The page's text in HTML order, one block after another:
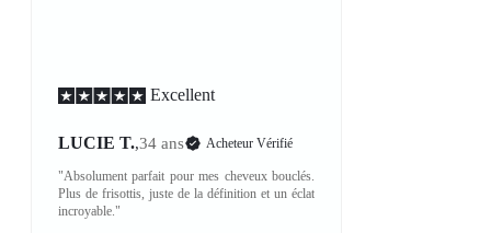
Excellent
LUCIE T.,34 ans Acheteur Vérifié
"Absolument parfait pour mes cheveux bouclés.
Plus de frisottis, juste de la définition et un éclat
incroyable."